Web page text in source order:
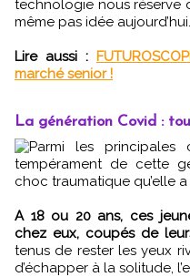
technologie nous réserve
même pas idée aujourd’hui.
Lire aussi :
marché senior !
La génération Covid :
Parmi les principales
tempérament de cette
choc traumatique qu’elle a
A 18 ou 20 ans, ces
chez eux, coupés de
tenus de rester les yeux
d’échapper à la solitude,